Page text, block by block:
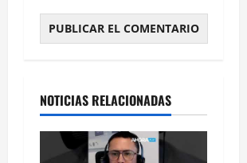
NOTICIAS RELACIONADAS